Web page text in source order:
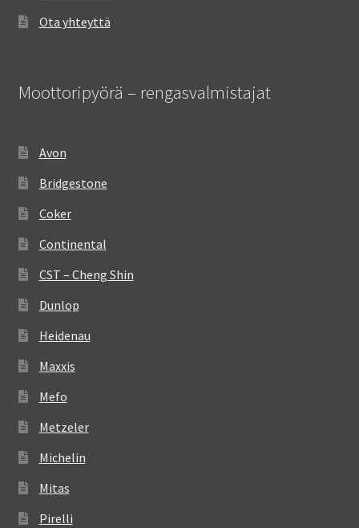
Ota yhteyttä
Moottoripyörä – rengasvalmistajat
Avon
Bridgestone
Coker
Continental
CST – Cheng Shin
Dunlop
Heidenau
Maxxis
Mefo
Metzeler
Michelin
Mitas
Pirelli